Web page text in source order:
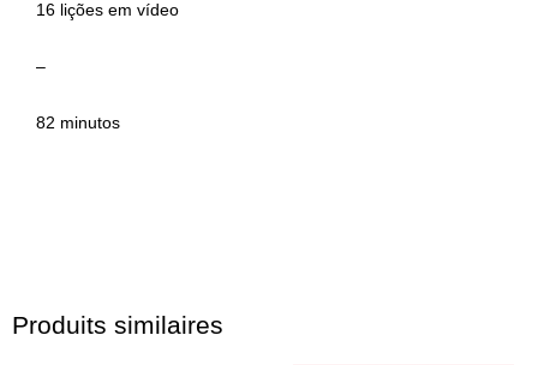
16 lições em vídeo
–
82 minutos
Produits similaires